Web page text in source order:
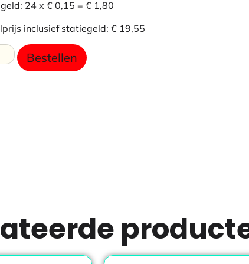
24 x € 0,15 = € 1,80
inclusief statiegeld: € 19,55
Bestellen